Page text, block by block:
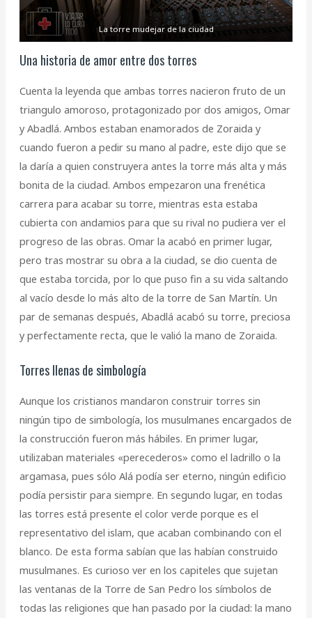
La torre mudejar de la ciudad
Una historia de amor entre dos torres
Cuenta la leyenda que ambas torres nacieron fruto de un
triangulo amoroso, protagonizado por dos amigos, Omar
y Abadlá. Ambos estaban enamorados de Zoraida y
cuando fueron a pedir su mano al padre, este dijo que se
la daría a quien construyera antes la torre más alta y más
bonita de la ciudad. Ambos empezaron una frenética
carrera para acabar su torre, mientras esta estaba
cubierta con andamios para que su rival no pudiera ver el
progreso de las obras. Omar la acabó en primer lugar,
pero tras mostrar su obra a la ciudad, se dio cuenta de
que estaba torcida, por lo que puso fin a su vida saltando
al vacío desde lo más alto de la torre de San Martín. Un
par de semanas después, Abadlá acabó su torre, preciosa
y perfectamente recta, que le valió la mano de Zoraida.
Torres llenas de simbología
Aunque los cristianos mandaron construir torres sin
ningún tipo de simbología, los musulmanes encargados de
la construcción fueron más hábiles. En primer lugar,
utilizaban materiales «perecederos» como el ladrillo o la
argamasa, pues sólo Alá podía ser eterno, ningún edificio
podía persistir para siempre. En segundo lugar, en todas
las torres está presente el color verde porque es el
representativo del islam, que acaban combinando con el
blanco. De esta forma sabían que las habían construido
musulmanes. Es curioso ver en los capiteles que sujetan
las ventanas de la Torre de San Pedro los símbolos de
todas las religiones que han pasado por la ciudad: la mano